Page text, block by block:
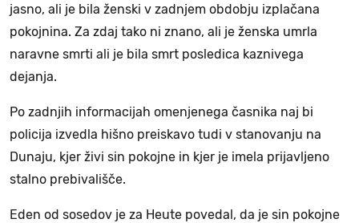
jasno, ali je bila ženski v zadnjem obdobju izplačana
pokojnina. Za zdaj tako ni znano, ali je ženska umrla
naravne smrti ali je bila smrt posledica kaznivega
dejanja.
Po zadnjih informacijah omenjenega časnika naj bi
policija izvedla hišno preiskavo tudi v stanovanju na
Dunaju, kjer živi sin pokojne in kjer je imela prijavljeno
stalno prebivališče.
Eden od sosedov je za Heute povedal, da je sin pokojne